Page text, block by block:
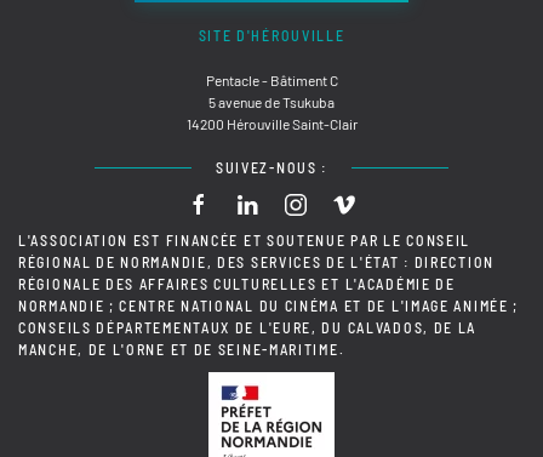
SITE D'HÉROUVILLE
Pentacle - Bâtiment C
5 avenue de Tsukuba
14200 Hérouville Saint-Clair
SUIVEZ-NOUS :
L'ASSOCIATION EST FINANCÉE ET SOUTENUE PAR LE CONSEIL
RÉGIONAL DE NORMANDIE, DES SERVICES DE L'ÉTAT : DIRECTION
RÉGIONALE DES AFFAIRES CULTURELLES ET L'ACADÉMIE DE
NORMANDIE ; CENTRE NATIONAL DU CINÉMA ET DE L'IMAGE ANIMÉE ;
CONSEILS DÉPARTEMENTAUX DE L'EURE, DU CALVADOS, DE LA
MANCHE, DE L'ORNE ET DE SEINE-MARITIME.